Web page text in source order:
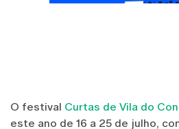
O festival Curtas de Vila do
este ano de 16 a 25 de julho,